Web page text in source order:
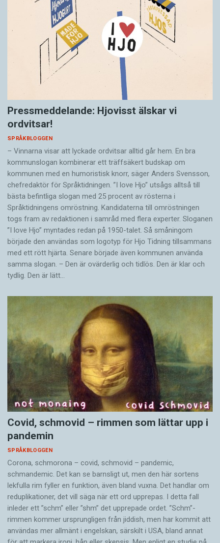
Pressmeddelande: Hjovisst älskar vi
ordvitsar!
SPRÅKBLOGGEN
– Vinnarna visar att lyckade ordvitsar alltid går hem. En bra
kommunslogan kombinerar ett träffsäkert budskap om
kommunen med en humoristisk knorr, säger Anders Svensson,
chefredaktör för Språktidningen. ”I love Hjo” utsågs alltså till
bästa befintliga slogan med 25 procent av rösterna i
Språktidningens omröstning. Kandidaterna till omröstningen
togs fram av redaktionen i samråd med flera experter. Sloganen
”I love Hjo” myntades redan på 1950-talet. Så småningom
började den användas som logotyp för Hjo Tidning tillsammans
med ett rött hjärta. Senare började även kommunen använda
samma slogan. – Den är ovärderlig och tidlös. Den är klar och
tydlig. Den är lätt…
Covid, schmovid – rimmen som lättar upp i
pandemin
SPRÅKBLOGGEN
Corona, schmorona – covid, schmovid – pandemic,
schmandemic. Det kan se barnsligt ut, men den här sortens
lekfulla rim fyller en funktion, även bland vuxna. Det handlar om
reduplikationer, det vill säga när ett ord upprepas. I detta fall
inleder ett ”schm” eller ”shm” det upprepade ordet. ”Schm”-
rimmen kommer ursprungligen från jiddish, men har kommit att
användas mer allmänt i engelskan, särskilt i USA, bland annat